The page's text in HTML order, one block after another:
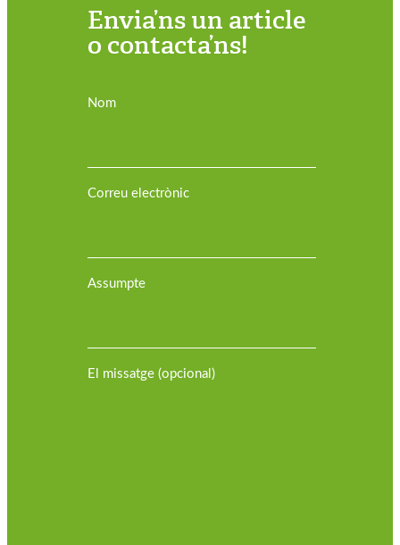
Envia’ns un article
o contacta’ns!
Nom
Correu electrònic
Assumpte
El missatge (opcional)